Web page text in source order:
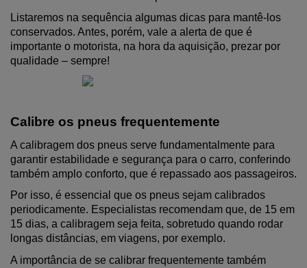
Listaremos na sequência algumas dicas para mantê-los
conservados. Antes, porém, vale a alerta de que é
importante o motorista, na hora da aquisição, prezar por
qualidade – sempre!
Calibre os pneus frequentemente
A calibragem dos pneus serve fundamentalmente para
garantir estabilidade e segurança para o carro, conferindo
também amplo conforto, que é repassado aos passageiros.
Por isso, é essencial que os pneus sejam calibrados
periodicamente. Especialistas recomendam que, de 15 em
15 dias, a calibragem seja feita, sobretudo quando rodar
longas distâncias, em viagens, por exemplo.
A importância de se calibrar frequentemente também